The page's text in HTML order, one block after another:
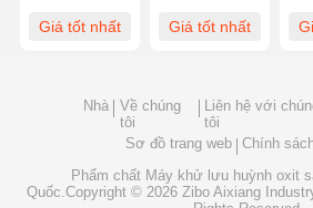
Máy khử lưu huỳnh oxit sắt
Methacryloyloxyethyl Trimethyl
Acryloyloxyethyl trimethyl
ổn định với
Giá tốt nhất
trầm tích
Giá tốt nhất
Nhà
Về chúng
tôi
Liên hệ với
tôi
Sơ đồ trang web
Chính
Phẩm chất Máy khử lưu huỳnh oxit
Quốc.Copyright © 2026 Zibo Aixiang